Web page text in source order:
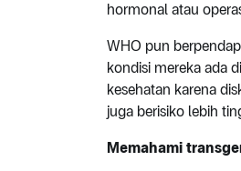
hormonal atau
WHO pun
kondisi mereka ada
kesehatan karena
juga berisiko lebih
Memahami